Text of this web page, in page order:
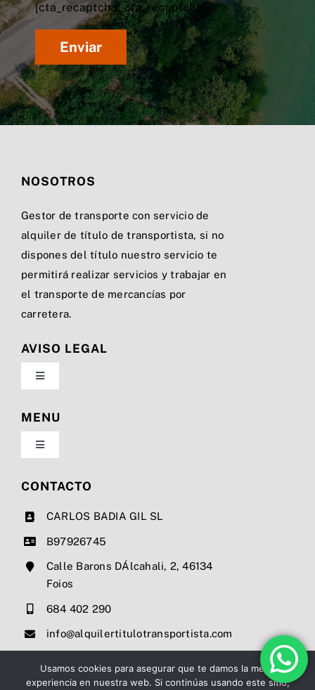
[cta_recaptcha* cta_recaptcha]
NOSOTROS
Gestor de transporte con servicio de
alquiler de título de transportista, si no
dispones del título nuestro servicio te
permitirá realizar servicios y trabajar en
el transporte de mercancías por
carretera.
AVISO LEGAL
Toggle
Navigation
Política de privacidad
Condiciones de uso
MENU
Toggle
Navigation
Nosotros
Precios
Contacto
CONTACTO
CARLOS BADIA GIL SL
B97926745
Calle Barons DÁlcahali, 2, 46134
Foios
684 402 290
info@alquilertitulotransportista.com
Usamos cookies para asegurar que te damos la mejor
experiencia en nuestra web. Si continúas usando este sitio,